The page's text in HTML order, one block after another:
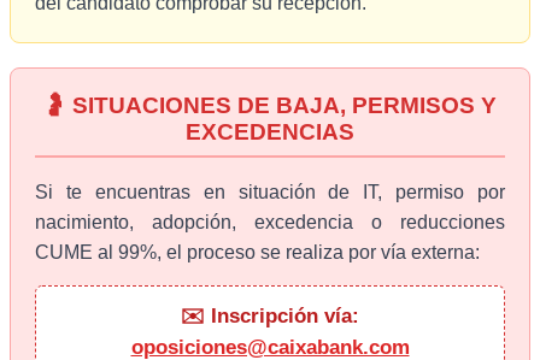
🤰 SITUACIONES DE BAJA, PERMISOS Y
EXCEDENCIAS
Si te encuentras en situación de IT, permiso por
nacimiento, adopción, excedencia o reducciones
CUME al 99%, el proceso se realiza por vía externa:
✉️ Inscripción vía:
oposiciones@caixabank.com